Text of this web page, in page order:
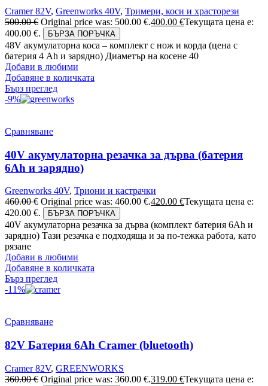
Cramer 82V, Greenworks 40V, Тримери, коси и храсторези
500.00€ Original price was: 500.00 €.400.00 €Текущата цена е:
400.00 €.
БЪРЗА ПОРЪЧКА
48V акумулаторна коса – комплект с нож и корда (цена с
батерия 4 Ah и зарядно) Диаметър на косене 40
Добави в любими
Добавяне в количката
Бърз преглед
-9%
Сравняване
40V акумулаторна резачка за дърва (батерия
6Аh и зарядно)
Greenworks 40V, Триони и кастрачки
460.00€ Original price was: 460.00 €.420.00 €Текущата цена е:
420.00 €.
БЪРЗА ПОРЪЧКА
40V акумулаторна резачка за дърва (комплект батерия 6Ah и
зарядно) Тази резачка е подходяща и за по-тежка работа, като
рязане
Добави в любими
Добавяне в количката
Бърз преглед
-11%
Сравняване
82V Батерия 6Ah Cramer (bluetooth)
Cramer 82V, GREENWORKS
360.00€ Original price was: 360.00 €.319.00 €Текущата цена е: